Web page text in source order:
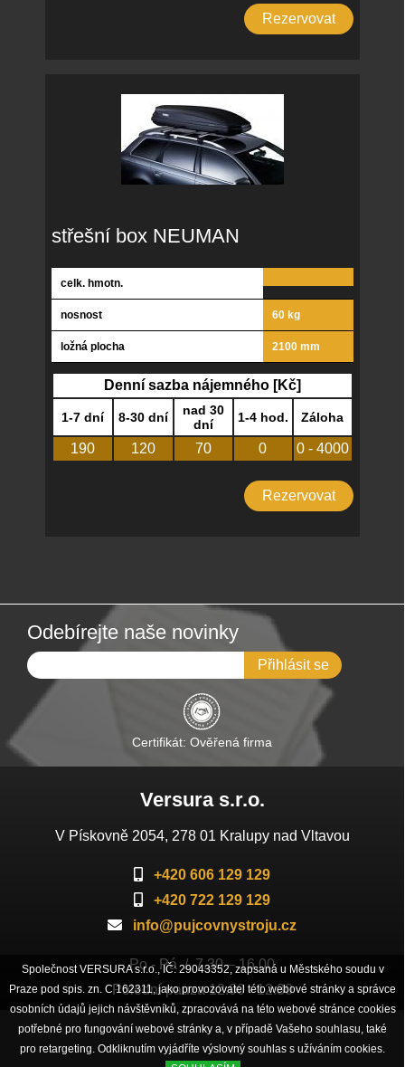
Rezervovat
střešní box NEUMAN
celk. hmotn.
nosnost 60 kg
ložná plocha 2100 mm
Denní sazba nájemného [Kč]
1-7 dní 8-30 dní
nad 30
dní
1-4 hod. Záloha
190 120 70 0 0 - 4000
Rezervovat
Odebírejte naše novinky
Přihlásit se
Certifikát: Ověřená firma
Versura s.r.o.
V Pískovně 2054, 278 01 Kralupy nad Vltavou
+420 606 129 129
+420 722 129 129
info@pujcovnystroju.cz
Po - Pá / 7.30 – 16.00
Polední pauza 12.00 - 12.30
Společnost VERSURA s.r.o., IČ: 29043352, zapsaná u Městského soudu v
Praze pod spis. zn. C 162311, jako provozovatel této webové stránky a správce
osobních údajů jejich návštěvníků, zpracovává na této webové stránce cookies
potřebné pro fungování webové stránky a, v případě Vašeho souhlasu, také
pro retargeting. Odkliknutím vyjádříte výslovný souhlas s užíváním cookies.